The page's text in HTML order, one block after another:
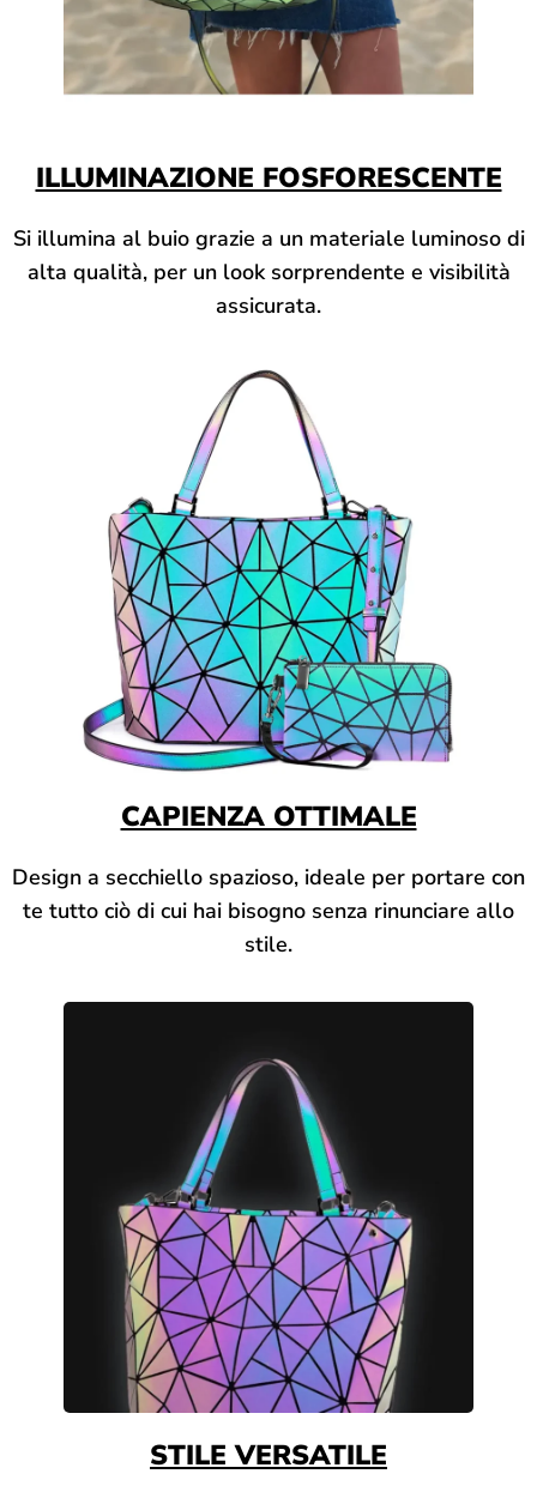
ILLUMINAZIONE FOSFORESCENTE
Si illumina al buio grazie a un materiale luminoso di
alta qualità, per un look sorprendente e visibilità
assicurata.
CAPIENZA OTTIMALE
Design a secchiello spazioso, ideale per portare con
te tutto ciò di cui hai bisogno senza rinunciare allo
stile.
STILE VERSATILE